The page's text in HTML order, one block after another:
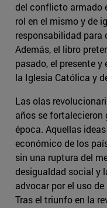
del conflicto armado
rol en el mismo y de
responsabilidad para
Además, el libro
pasado, el presente
la Iglesia Católica y
Las olas
años se fortalecieron
época. Aquellas
económico de los
sin una ruptura del
desigualdad social y
advocar por el uso
Tras el triunfo en la